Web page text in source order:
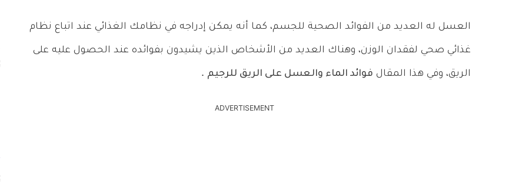
العسل له العديد من الفوائد الصحية للجسم، كما أنه يمكن إدراجه في نظامك الغذائي عند اتباع نظام
غذائي صحي لفقدان الوزن، وهناك العديد من الأشخاص الذين يشيدون بفوائده عند الحصول عليه على
الريق، وفي هذا المقال فوائد الماء والعسل على الريق للرجيم .
ADVERTISEMENT